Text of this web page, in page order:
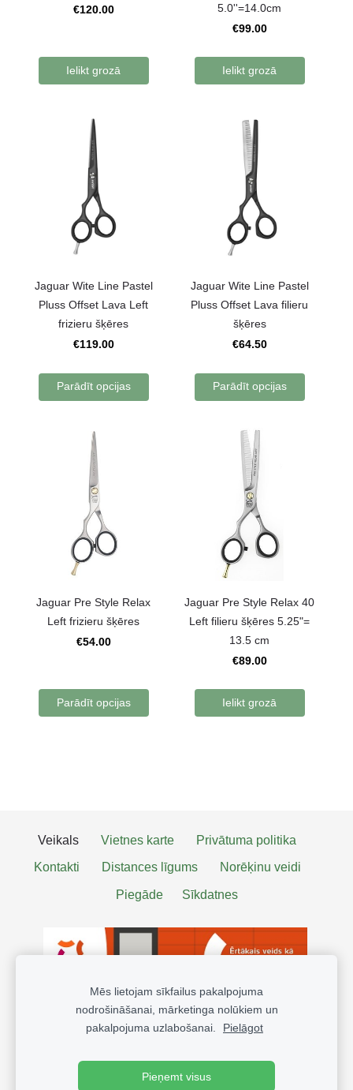
€120.00
Ielikt grozā
5.0''=14.0cm
€99.00
Ielikt grozā
Jaguar Wite Line Pastel
Pluss Offset Lava Left
frizieru šķēres
€119.00
Parādīt opcijas
Jaguar Wite Line Pastel
Pluss Offset Lava filieru
šķēres
€64.50
Parādīt opcijas
Jaguar Pre Style Relax
Left frizieru šķēres
€54.00
Parādīt opcijas
Jaguar Pre Style Relax 40
Left filieru šķēres 5.25"=
13.5 cm
€89.00
Ielikt grozā
Veikals Vietnes karte Privātuma politika
Kontakti Distances līgums Norēķinu veidi
Piegāde Sīkdatnes
Mēs lietojam sīkfailus pakalpojuma
nodrošināšanai, mārketinga nolūkiem un
pakalpojuma uzlabošanai.
Pielāgot
Pieņemt visus